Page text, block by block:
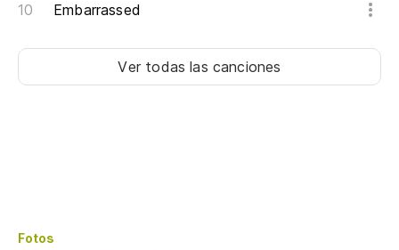
Embarrassed
Ver todas las canciones
Fotos